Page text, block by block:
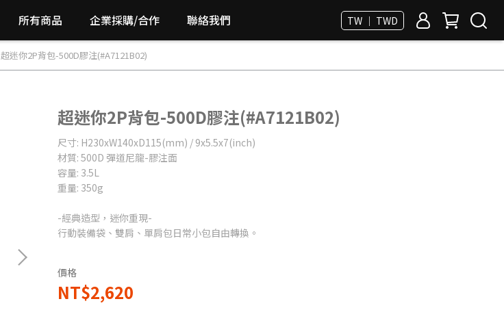
所有商品 企業採購/合作 聯絡我們 TW ｜ TWD
超迷你2P背包-500D膠注(#A7121B02)
超迷你2P背包-500D膠注(#A7121B02)
尺寸: H230xW140xD115(mm) / 9x5.5x7(inch)
材質: 500D 彈道尼龍-膠注面
容量: 3.5L
重量: 350g
-經典造型，迷你重現-
行動裝備袋、雙肩、單肩包日常小包自由轉換。
價格
NT$2,620